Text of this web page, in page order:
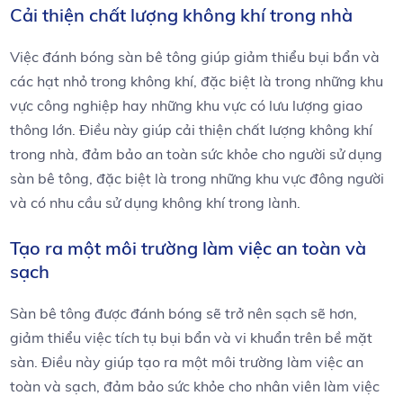
Cải thiện chất lượng không khí trong nhà
Việc đánh bóng sàn bê tông giúp giảm thiểu bụi bẩn và
các hạt nhỏ trong không khí, đặc biệt là trong những khu
vực công nghiệp hay những khu vực có lưu lượng giao
thông lớn. Điều này giúp cải thiện chất lượng không khí
trong nhà, đảm bảo an toàn sức khỏe cho người sử dụng
sàn bê tông, đặc biệt là trong những khu vực đông người
và có nhu cầu sử dụng không khí trong lành.
Tạo ra một môi trường làm việc an toàn và
sạch
Sàn bê tông được đánh bóng sẽ trở nên sạch sẽ hơn,
giảm thiểu việc tích tụ bụi bẩn và vi khuẩn trên bề mặt
sàn. Điều này giúp tạo ra một môi trường làm việc an
toàn và sạch, đảm bảo sức khỏe cho nhân viên làm việc